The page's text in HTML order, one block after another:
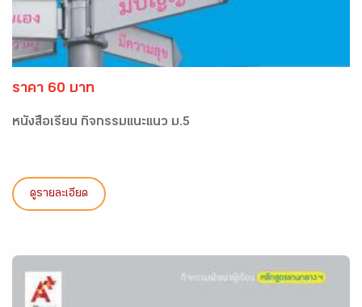
ราคา 60 บาท
หนังสือเรียน กิจกรรมแนะแนว ม.5
ดูรายละเอียด